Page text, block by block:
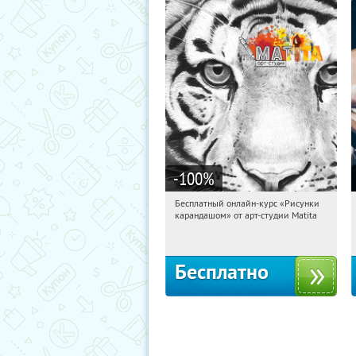
-100%
23:26:58 Получили:35
Бесплатный онлайн-курс «Рисунки
карандашом» от арт-студии Matita
Бесплатно